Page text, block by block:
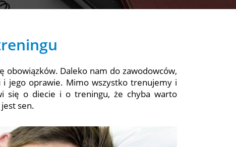
obowiązków. Daleko nam do zawodowców,
jego oprawie. Mimo wszystko trenujemy i
się o diecie i o treningu, że chyba warto
sen.